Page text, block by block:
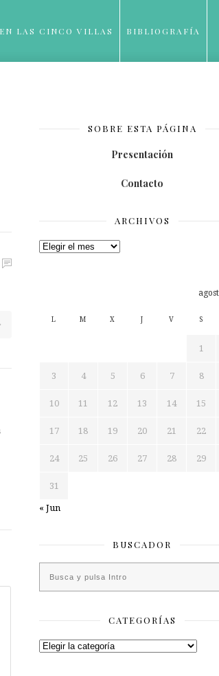
LAS CINCO VILLAS BIBLIOGRAFÍA
SOBRE ESTA PÁGINA
Presentación
Contacto
ARCHIVOS
Archivos
L M X J V S
1
3 4 5 6 7 8
10 11 12 13 14 15
17 18 19 20 21 22
24 25 26 27 28 29
31
« Jun
BUSCADOR
CATEGORÍAS
Categorías